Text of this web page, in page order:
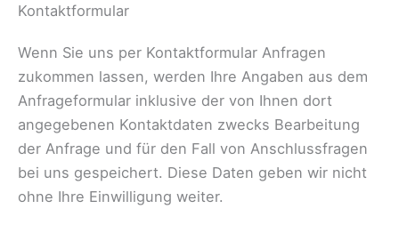
Kontaktformular
Wenn Sie uns per Kontaktformular Anfragen
zukommen lassen, werden Ihre Angaben aus dem
Anfrageformular inklusive der von Ihnen dort
angegebenen Kontaktdaten zwecks Bearbeitung
der Anfrage und für den Fall von Anschlussfragen
bei uns gespeichert. Diese Daten geben wir nicht
ohne Ihre Einwilligung weiter.